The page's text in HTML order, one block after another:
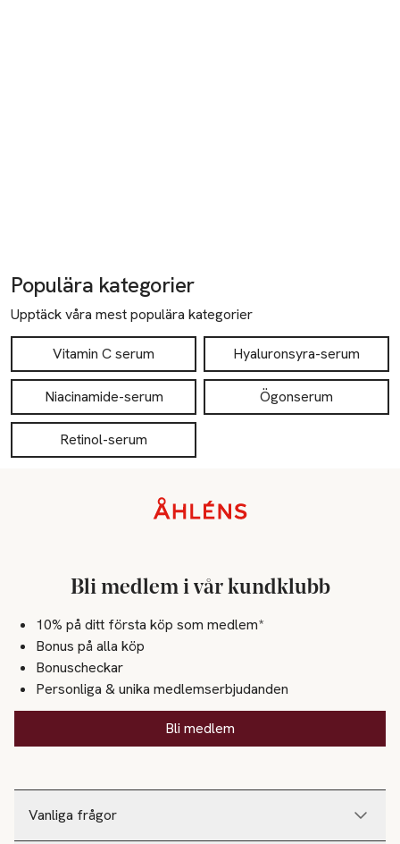
Populära kategorier
Upptäck våra mest populära kategorier
Vitamin C serum Hyaluronsyra-serum
Niacinamide-serum Ögonserum
Retinol-serum
Vanliga frågor
Bli medlem i vår kundklubb
10% på ditt första köp som medlem*
Bonus på alla köp
Bonuscheckar
Personliga & unika medlemserbjudanden
Bli medlem